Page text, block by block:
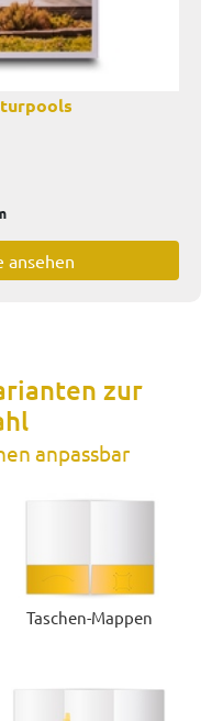
ansehen
zur
anpassbar
Taschen-Mappen